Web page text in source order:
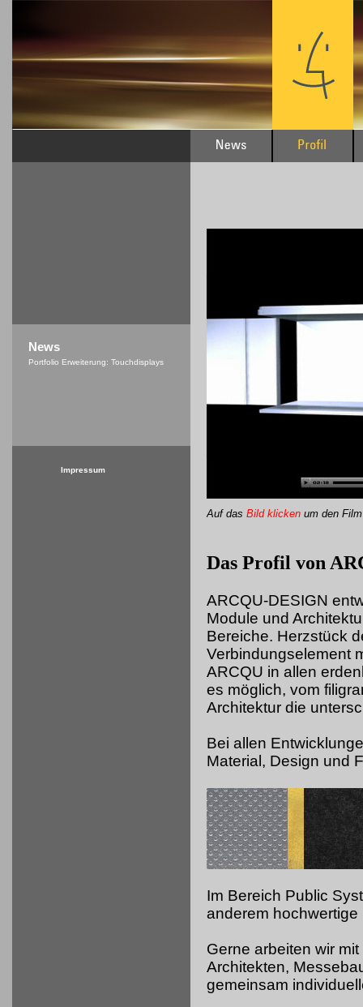
Auf das Bild klicken um den
Das Profil von
ARCQU-DESIGN
Module und
Bereiche. Herzstück
Verbindungselement
ARCQU in allen
es möglich, vom
Architektur die
Bei allen
Material, Design und
Im Bereich Public
anderem
Gerne arbeiten wir
Architekten,
gemeinsam
News
Portfolio Erweiterung: Touchdisplays
Impressum